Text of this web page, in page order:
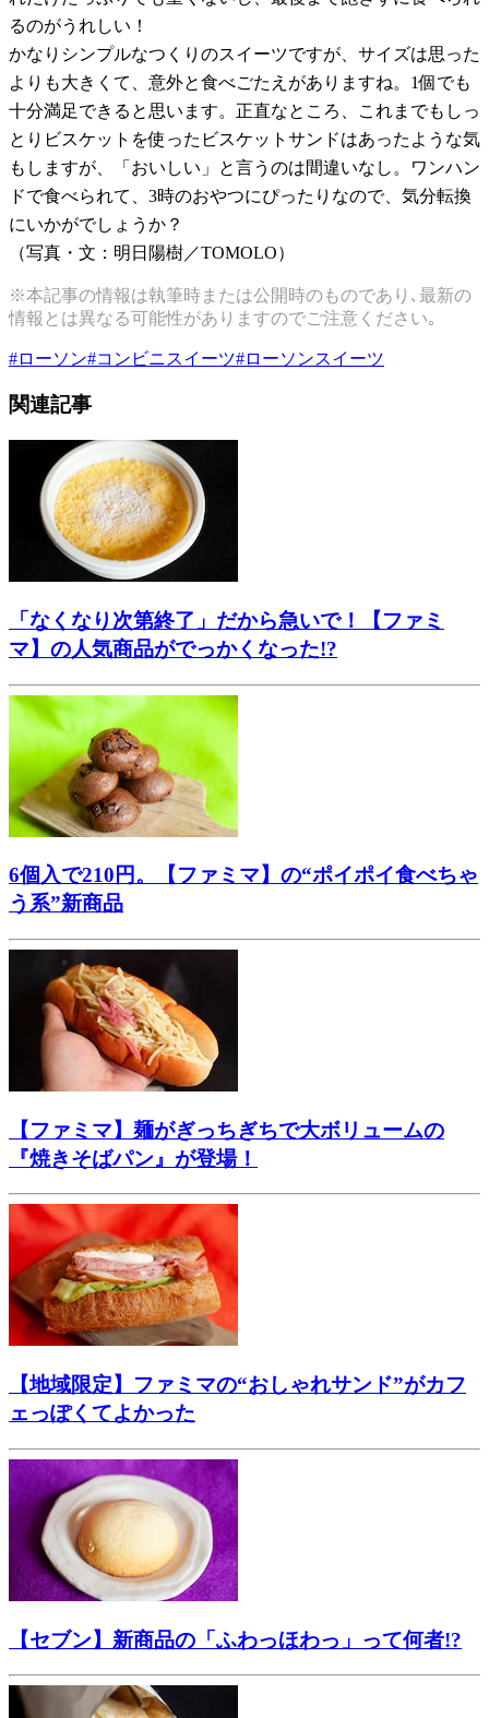
るのがうれしい！
かなりシンプルなつくりのスイーツですが、サイズは思った
よりも大きくて、意外と食べごたえがありますね。 1個でも
十分満足できると思います。正直なところ、これまでもしっ
とりビスケットを使ったビスケットサンドはあったような気
もしますが、「おいしい」と言うのは間違いなし。ワンハン
ドで食べられて、 3時のおやつにぴったりなので、気分転換
にいかがでしょうか？
（写真・文：明日陽樹／TOMOLO）
※本記事の情報は執筆時または公開時のものであり､最新の
情報とは異なる可能性がありますのでご注意ください｡
#ローソン#コンビニスイーツ#ローソンスイーツ
関連記事
「なくなり次第終了」だから急いで！【ファミ
マ】の人気商品がでっかくなった!?
6個入で210円。【ファミマ】の“ポイポイ食べちゃ
う系”新商品
【ファミマ】麺がぎっちぎちで大ボリュームの
『焼きそばパン』が登場！
【地域限定】ファミマの“おしゃれサンド”がカフ
ェっぽくてよかった
【セブン】新商品の「ふわっほわっ」って何者!?